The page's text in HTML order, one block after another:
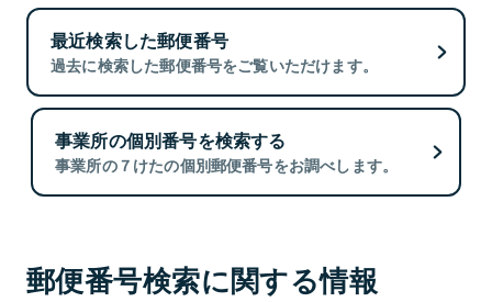
最近検索した郵便番号
過去に検索した郵便番号をご覧いただけます。
事業所の個別番号を検索する
事業所の７けたの個別郵便番号をお調べします。
郵便番号検索に関する情報